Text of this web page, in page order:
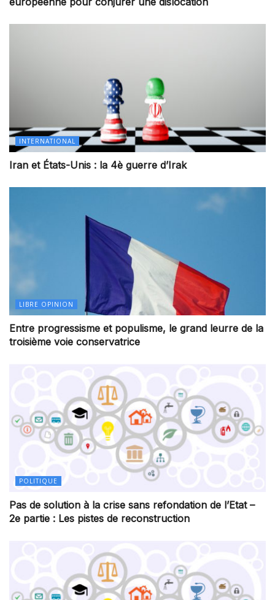
INTERNATIONAL
Iran et États-Unis : la 4è guerre d’Irak
LIBRE OPINION
Entre progressisme et populisme, le grand leurre de la
troisième voie conservatrice
POLITIQUE
Pas de solution à la crise sans refondation de l’Etat –
2e partie : Les pistes de reconstruction